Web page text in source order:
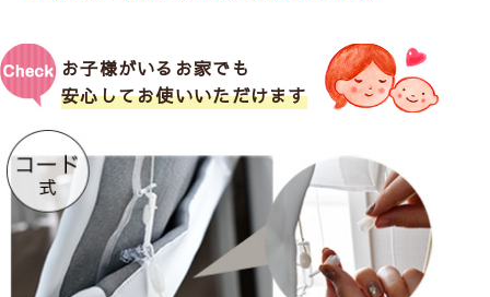
お子様がいるお家でも
安心してお使いいただけます